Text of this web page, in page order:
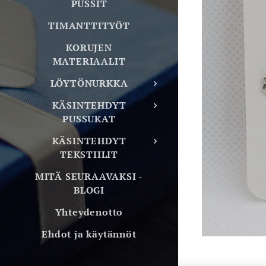
PUSSIT
TIMANTTITYÖT
KORUJEN
MATERIAALIT
LÖYTÖNURKKA
KÄSINTEHDYT
PUSSUKAT
KÄSINTEHDYT
TEKSTIILIT
MITÄ SEURAAVAKSI -
BLOGI
Yhteydenotto
Ehdot ja käytännöt